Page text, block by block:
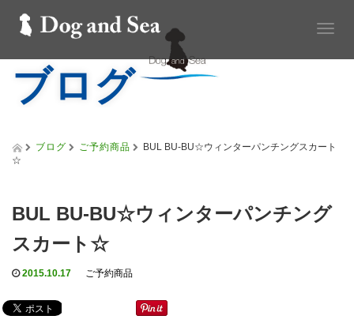
T
g
a
a
t
ブログ
ブログ ご予約商品
BUL BU-BU☆ウィンターパンチングスカート
☆
BUL BU-BU☆ウィンターパンチング
スカート☆
2015.10.17 ご予約商品